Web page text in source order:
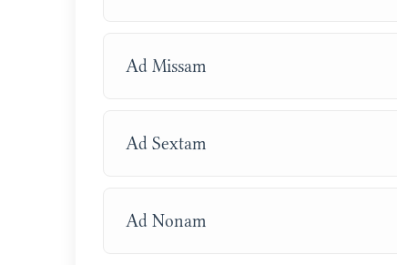
Ad Missam
Ad Sextam
Ad Nonam